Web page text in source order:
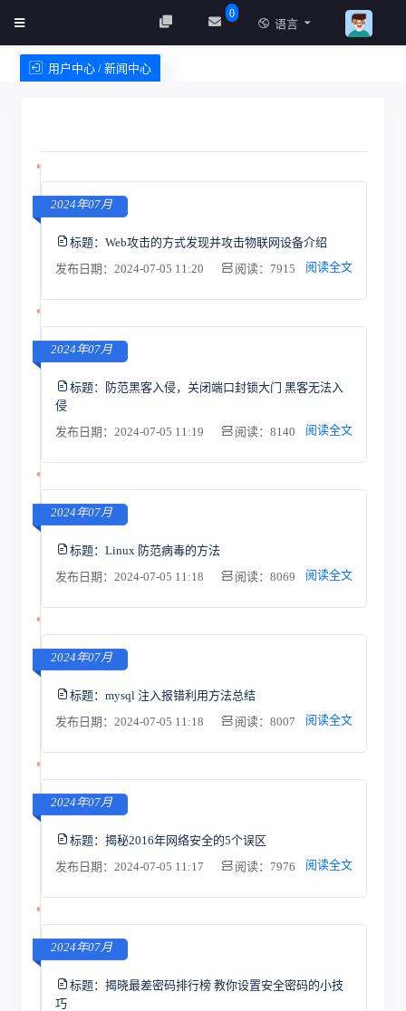
0
语言
用户中心 / 新闻中心
2024年07月
标题： Web攻击的方式发现并攻击物联网设备介绍
发布日期：2024-07-05 11:20
阅读：7915 阅读全文
2024年07月
标题：
防范黑客入侵，关闭端口封锁大门 黑客无法入
侵
发布日期：2024-07-05 11:19
阅读：8140 阅读全文
2024年07月
标题： Linux 防范病毒的方法
发布日期：2024-07-05 11:18
阅读：8069 阅读全文
2024年07月
标题： mysql 注入报错利用方法总结
发布日期：2024-07-05 11:18
阅读：8007 阅读全文
2024年07月
标题： 揭秘2016年网络安全的5个误区
发布日期：2024-07-05 11:17
阅读：7976 阅读全文
2024年07月
标题： 揭晓最差密码排行榜 教你设置安全密码的小技
巧